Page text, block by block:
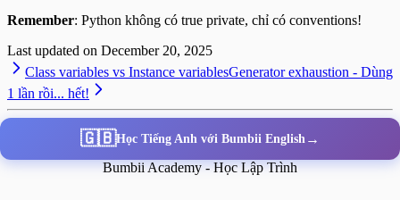
Remember: Python không có true private, chỉ có conventions!
Last updated on December 20, 2025
Class variables vs Instance variablesGenerator exhaustion - Dùng
1 lần rồi... hết!
🇬🇧Học Tiếng Anh với Bumbii English →
Bumbii Academy - Học Lập Trình